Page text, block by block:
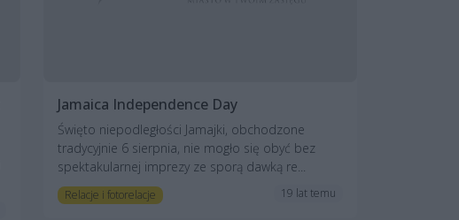
Jamaica Independence Day
Święto niepodległości Jamajki, obchodzone
tradycyjnie 6 sierpnia, nie mogło się obyć bez
spektakularnej imprezy ze sporą dawką re...
Relacje i fotorelacje 19 lat temu